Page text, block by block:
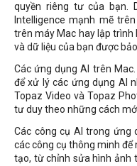
quyền riêng tư của bạn.
Intelligence mạnh mẽ
trên máy Mac hay lập trình
và dữ liệu của bạn được bảo
Các ứng dụng AI trên
để xử lý các ứng dụng AI
Topaz Video và Topaz
tư duy theo những cách
Các công cụ AI trong ứng
các công cụ thông minh
tạo, từ chỉnh sửa hình ảnh